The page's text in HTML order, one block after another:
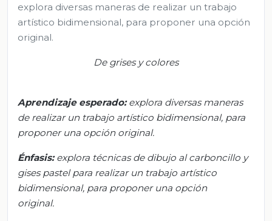
explora diversas maneras de realizar un trabajo
artístico bidimensional, para proponer una opción
original.
De grises y colores
Aprendizaje esperado: explora diversas maneras
de realizar un trabajo artístico bidimensional, para
proponer una opción original.
Énfasis:explora técnicas de dibujo al carboncillo y
gises pastel para realizar un trabajo artístico
bidimensional, para proponer una opción
original.